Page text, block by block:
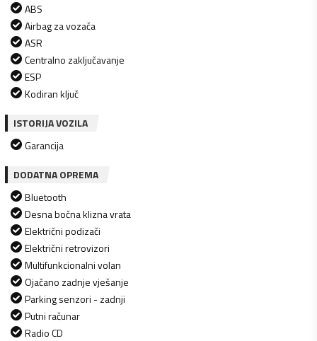
ABS
Airbag za vozača
ASR
Centralno zaključavanje
ESP
Kodiran ključ
ISTORIJA VOZILA
Garancija
DODATNA OPREMA
Bluetooth
Desna bočna klizna vrata
Električni podizači
Električni retrovizori
Multifunkcionalni volan
Ojačano zadnje vješanje
Parking senzori - zadnji
Putni računar
Radio CD